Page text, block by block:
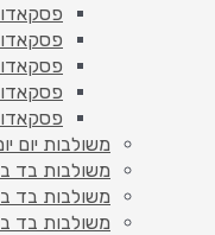
פסקאדו בד
פסקאדו
פסקאדו
פסקאדו
פסקאדו
משולבות יום יום – 49₪
משולבות בד ברוקרד –
משולבות בד ברוקרד
משולבות בד ברוקרד